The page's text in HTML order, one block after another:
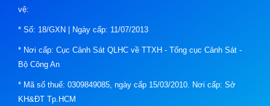
vệ:
* Số: 18/GXN | Ngày cấp: 11/07/2013
* Nơi cấp: Cục Cảnh Sát QLHC về TTXH - Tổng cục Cảnh Sát -
Bộ Công An
* Mã số thuế: 0309849085, ngày cấp 15/03/2010. Nơi cấp: Sở
KH&ĐT Tp.HCM